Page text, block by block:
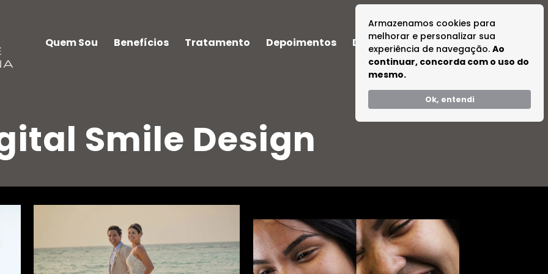
Armazenamos cookies para
melhorar e personalizar sua
experiência de navegação. Ao
continuar, concorda com o uso do
mesmo.
Ok, entendi
Quem Sou Benefícios Tratamento Depoimentos Dúvidas Tire suas Dúvidas
Smile Design